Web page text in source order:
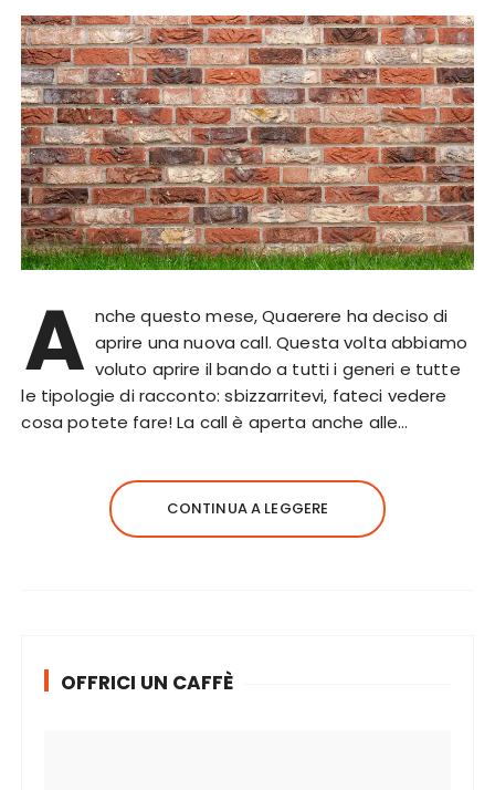
A nche questo mese, Quaerere ha deciso di
aprire una nuova call. Questa volta abbiamo
voluto aprire il bando a tutti i generi e tutte
le tipologie di racconto: sbizzarritevi, fateci vedere
cosa potete fare! La call è aperta anche alle…
CONTINUA A LEGGERE
OFFRICI UN CAFFÈ